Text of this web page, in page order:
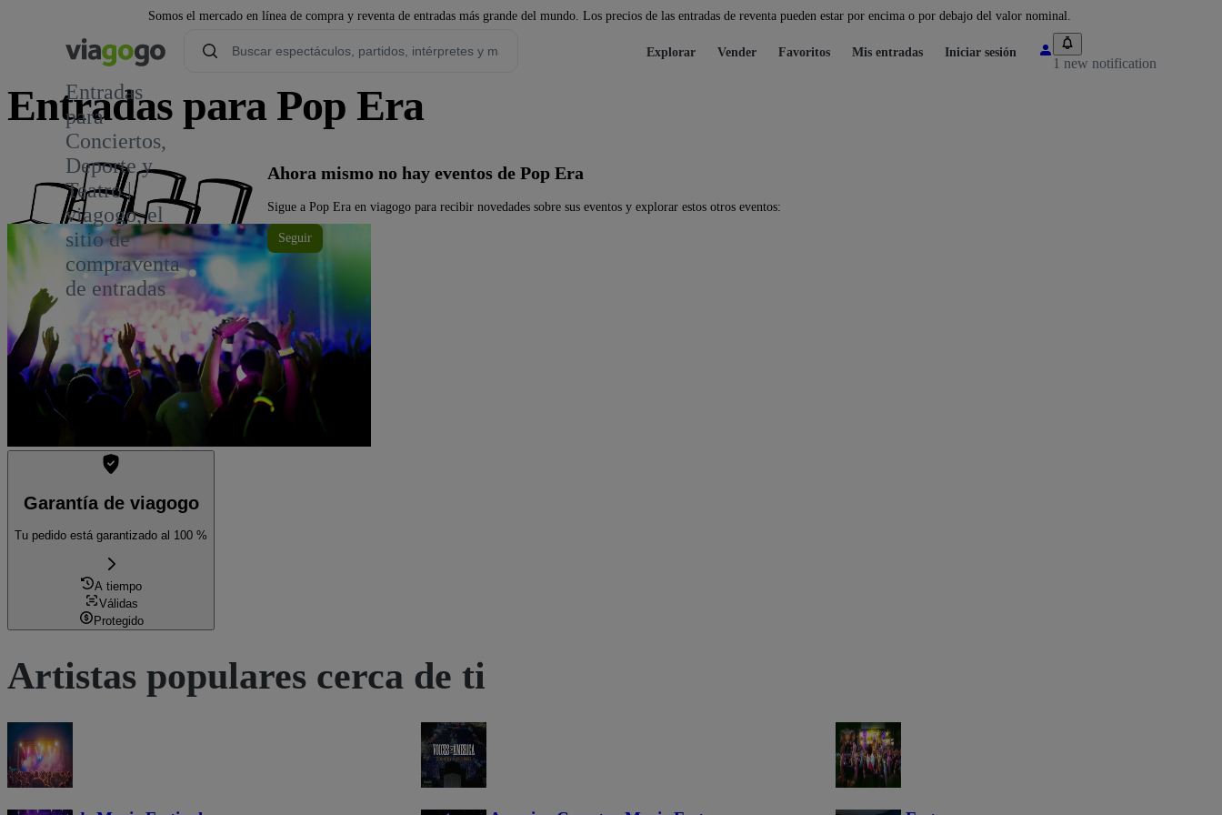
Somos el mercado en línea de compra y reventa de entradas más grande del mundo. Los precios de las entradas de reventa pueden estar por encima o por debajo del valor nominal.
Entradas
para
Conciertos,
Deporte y
Teatro |
viagogo, el
sitio de
compraventa
de entradas
Explorar Vender Favoritos Mis entradas Iniciar sesión
1 new notification
Entradas para Pop Era
Ahora mismo no hay eventos de Pop Era
Sigue a Pop Era en viagogo para recibir novedades sobre sus eventos y explorar estos otros eventos:
Seguir
Garantía de viagogo
Tu pedido está garantizado al 100 %
A tiempo
Válidas
Protegido
Artistas populares cerca de ti